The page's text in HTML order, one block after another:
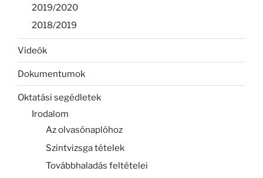
2019/2020
2018/2019
Videók
Dokumentumok
Oktatási segédletek
Irodalom
Az olvasónaplóhoz
Szintvizsga tételek
Továbbhaladás feltételei